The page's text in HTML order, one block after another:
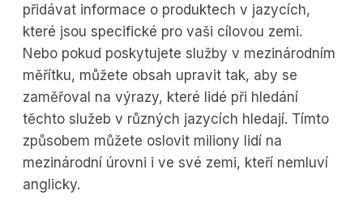
přidávat informace o produktech v jazycích,
které jsou specifické pro vaši cílovou zemi.
Nebo pokud poskytujete služby v mezinárodním
měřítku, můžete obsah upravit tak, aby se
zaměřoval na výrazy, které lidé při hledání
těchto služeb v různých jazycích hledají. Tímto
způsobem můžete oslovit miliony lidí na
mezinárodní úrovni i ve své zemi, kteří nemluví
anglicky.